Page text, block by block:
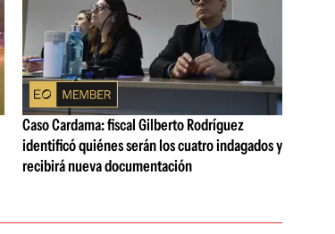
Caso Cardama: fiscal Gilberto Rodríguez
identificó quiénes serán los cuatro indagados y
recibirá nueva documentación